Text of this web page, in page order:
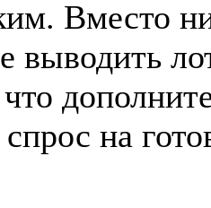
Вместо
выводить
на